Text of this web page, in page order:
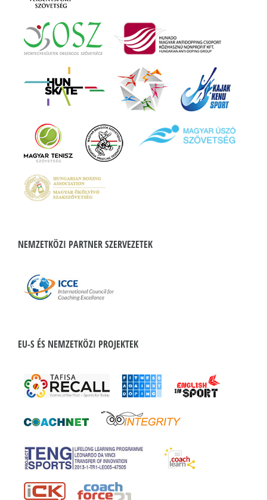
NEMZETKÖZI PARTNER SZERVEZETEK
EU-S ÉS NEMZETKÖZI PROJEKTEK